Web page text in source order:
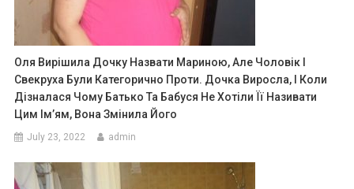
Оля Вирішила Дочку Назвати Мариною, Але Чоловік І
Свекруха Були Категорично Проти. Дочка Виросла, І Коли
Дізналася Чому Батько Та Бабуся Не Хотіли Її Називати
Цим Ім’ям, Вона Змінила Його
July 23, 2022 admin